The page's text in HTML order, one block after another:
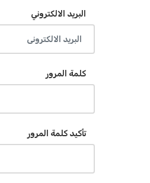
البريد الالكتروني
كلمة المرور
تأكيد كلمة المرور